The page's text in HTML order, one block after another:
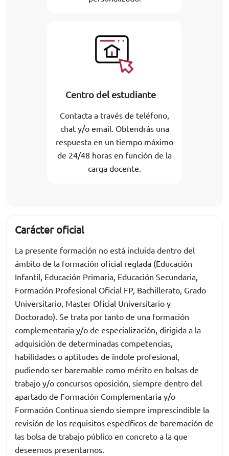
Centro del estudiante
Contacta a través de teléfono,
chat y/o email. Obtendrás una
respuesta en un tiempo máximo
de 24/48 horas en función de la
carga docente.
Carácter oficial
La presente formación no está incluida dentro del
ámbito de la formación oficial reglada (Educación
Infantil, Educación Primaria, Educación Secundaria,
Formación Profesional Oficial FP, Bachillerato, Grado
Universitario, Master Oficial Universitario y
Doctorado). Se trata por tanto de una formación
complementaria y/o de especialización, dirigida a la
adquisición de determinadas competencias,
habilidades o aptitudes de índole profesional,
pudiendo ser baremable como mérito en bolsas de
trabajo y/o concursos oposición, siempre dentro del
apartado de Formación Complementaria y/o
Formación Continua siendo siempre imprescindible la
revisión de los requisitos específicos de baremación de
las bolsa de trabajo público en concreto a la que
deseemos presentarnos.